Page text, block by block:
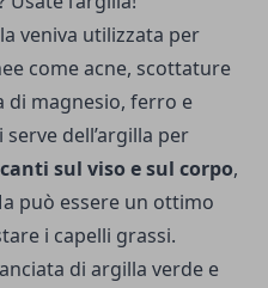
veniva utilizzata per
come acne, scottature
di magnesio, ferro e
dell’argilla per
sul viso e sul corpo,
può essere un ottimo
i capelli grassi.
di argilla verde e